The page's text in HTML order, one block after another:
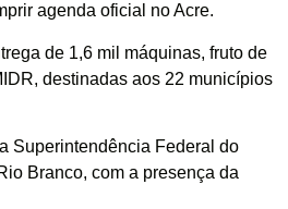
agenda oficial no Acre.
de 1,6 mil máquinas, fruto de
destinadas aos 22 municípios
Superintendência Federal do
Branco, com a presença da